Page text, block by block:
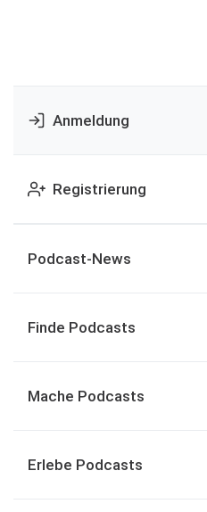
Anmeldung
Registrierung
Podcast-News
Finde Podcasts
Mache Podcasts
Erlebe Podcasts